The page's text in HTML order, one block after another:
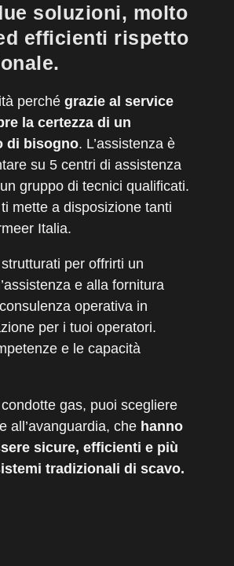
soluzioni, molto
efficienti rispetto
perché grazie al service
la certezza di un
di bisogno. L’assistenza è
su 5 centri di assistenza
gruppo di tecnici qualificati.
mette a disposizione tanti
Italia.
per offrirti un
e alla fornitura
operativa in
per i tuoi operatori.
e le capacità
gas, puoi scegliere
all’avanguardia, che hanno
sicure, efficienti e più
tradizionali di scavo.